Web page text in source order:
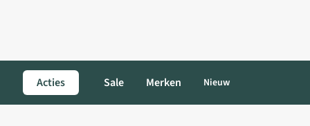
Acties Sale Merken Nieuw